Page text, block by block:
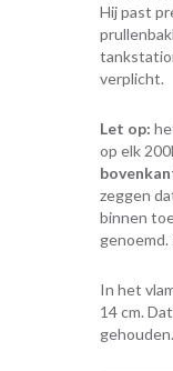
Hij past
verplicht.
Let op:
op elk
zeggen
binnen
genoemd.
In het
14 cm.